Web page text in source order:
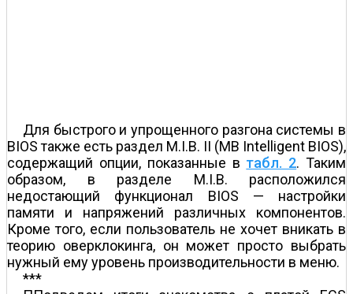
Для быстрого и упрощенного разгона системы в
BIOS также есть раздел M.I.B. II (MB Intelligent BIOS),
содержащий опции, показанные в табл. 2. Таким
образом, в разделе M.I.B. расположился
недостающий функционал BIOS — настройки
памяти и напряжений различных компонентов.
Кроме того, если пользователь не хочет вникать в
теорию оверклокинга, он может просто выбрать
нужный ему уровень производительности в меню.
***